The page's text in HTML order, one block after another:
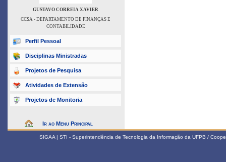
GUSTAVO CORREIA XAVIER
CCSA - DEPARTAMENTO DE FINANÇAS E
CONTABILIDADE
Perfil Pessoal
Disciplinas Ministradas
Projetos de Pesquisa
Atividades de Extensão
Projetos de Monitoria
Ir ao Menu Principal
SIGAA | STI - Superintendência de Tecnologia da Informação da UFPB /